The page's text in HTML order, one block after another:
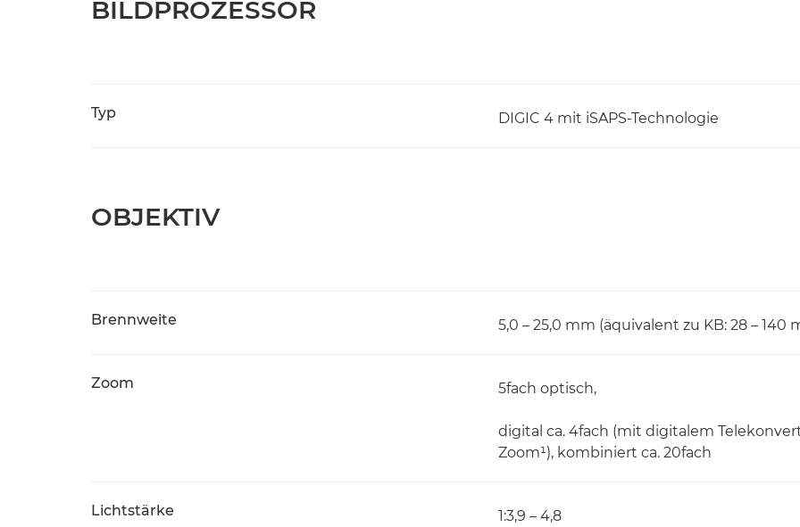
BILDPROZESSOR
Typ DIGIC 4 mit iSAPS-Technologie
OBJEKTIV
Brennweite 5,0 – 25,0 mm (äquivalent zu KB: 28 – 140
Zoom 5fach optisch,
digital ca. 4fach (mit digitalem
Zoom¹), kombiniert ca. 20fach
Lichtstärke 1:3,9 – 4,8